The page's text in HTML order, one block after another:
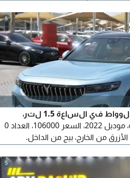
5
فويا مجاني 106 كيلوواط في الساعة 1.5 لتر،
سقف بانورامي، خيارات كاملة، موديل 2022، السعر 106000، العداد 0
من الخارج، بيج من الداخل.
مقاعد مهواة، نظام صوت دينوديو
ذكي قابل للتعتيم، تحكم في المناخ،
5